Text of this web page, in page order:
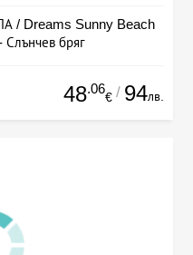
/ Dreams Sunny Beach
бряг
48.06
€ / 94лв.